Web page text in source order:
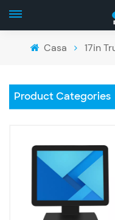
Casa 17in
Product Categories